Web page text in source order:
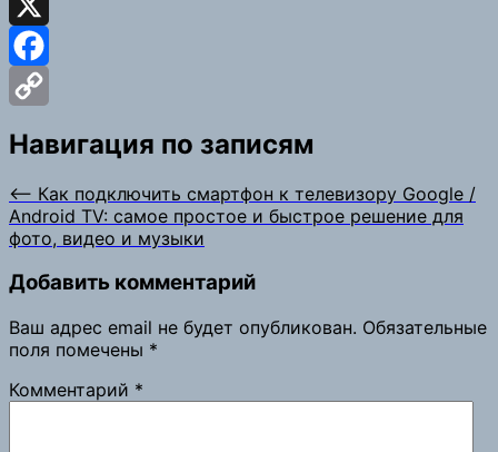
Odnoklassniki
X
Facebook
Навигация по записям
⟵ Как подключить смартфон к телевизору Google /
Android TV: самое простое и быстрое решение для
фото, видео и музыки
Добавить комментарий
Ваш адрес email не будет опубликован. Обязательные
поля помечены *
Комментарий *